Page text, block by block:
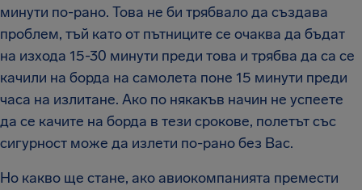
минути по-рано. Това не би трябвало да създава
проблем, тъй като от пътниците се очаква да бъдат
на изхода 15-30 минути преди това и трябва да са се
качили на борда на самолета поне 15 минути преди
часа на излитане. Ако по някакъв начин не успеете
да се качите на борда в тези срокове, полетът със
сигурност може да излети по-рано без Вас.
Но какво ще стане, ако авиокомпанията премести